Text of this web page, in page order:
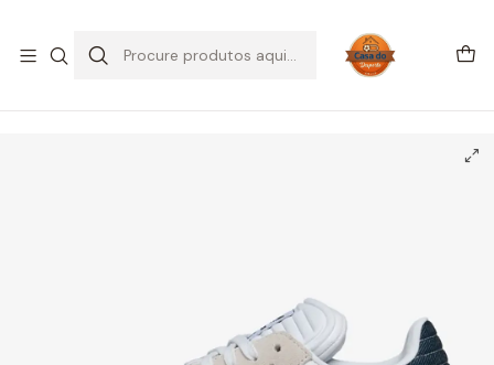
Início CALÇADO Adidas Samba adidas Samba XLG Denim